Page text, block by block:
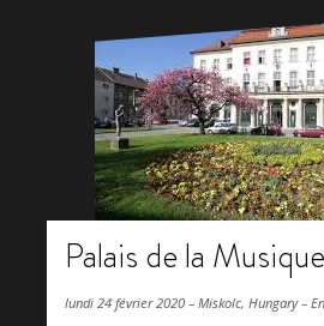
Palais de la
lundi 24 février 2020 – Miskolc, Hungary –